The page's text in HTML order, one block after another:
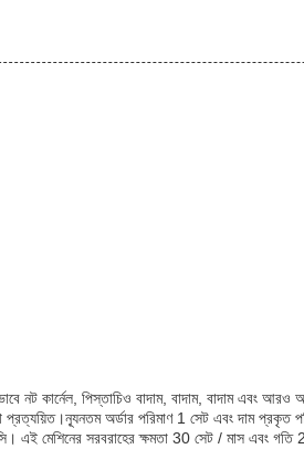
নট কার্নেল, পিস্তাচিও বাদাম, বাদাম, বাদাম এবং
অর্ডার পরিমাণ 1 সেট এবং দাম প্রকৃত
এই মেশিনের সরবরাহের ক্ষমতা 30 সেট / মাস এবং